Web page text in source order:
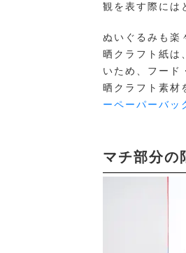
観を表す際には
ぬいぐるみも楽
晒クラフト紙は
いため、フード
晒クラフト素材
ーペーパーバッ
マチ部分の